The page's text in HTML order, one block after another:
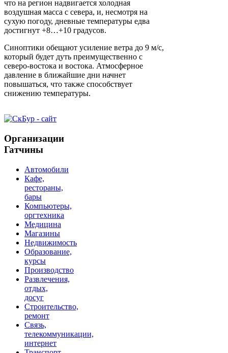
что на регион надвигается холодная
воздушная масса с севера, и, несмотря на
сухую погоду, дневные температуры едва
достигнут +8…+10 градусов.
Синоптики обещают усиление ветра до 9 м/с,
который будет дуть преимущественно с
северо-востока и востока. Атмосферное
давление в ближайшие дни начнет
повышаться, что также способствует
снижению температуры.
Организации
Гатчины
Автомобили
Кафе,
рестораны,
бары
Компьютеры,
оргтехника
Медицина
Магазины
Недвижимость
Образование,
курсы
Производство
Развлечения,
отдых,
досуг
Строительство,
ремонт
Связь,
телекоммуникации,
интернет